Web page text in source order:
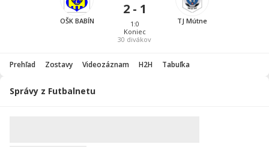
OŠK BABÍN
2 - 1
1:0
Koniec
30 divákov
TJ Mútne
Prehľad Zostavy Videozáznam H2H Tabuľka
Správy z Futbalnetu